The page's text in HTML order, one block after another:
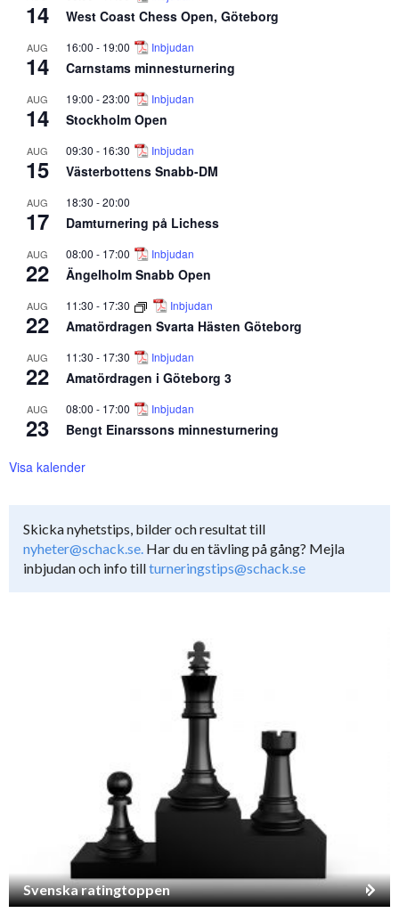
14 West Coast Chess Open, Göteborg
AUG
14
16:00 - 19:00 Inbjudan
Carnstams minnesturnering
AUG
14
19:00 -23:00 Inbjudan
Stockholm Open
AUG
15
09:30 - 16:30 Inbjudan
Västerbottens Snabb-DM
AUG
17
18:30 -20:00
Damturnering på Lichess
AUG
22
08:00 - 17:00 Inbjudan
Ängelholm Snabb Open
AUG
22
11:30 - 17:30 Inbjudan
Amatördragen Svarta Hästen Göteborg
AUG
22
11:30 - 17:30 Inbjudan
Amatördragen i Göteborg 3
AUG
23
08:00 - 17:00 Inbjudan
Bengt Einarssons minnesturnering
Visa kalender
Skicka nyhetstips, bilder och resultat till
nyheter@schack.se. Har du en tävling på gång? Mejla
inbjudan och info tillturneringstips@schack.se
Svenska ratingtoppen